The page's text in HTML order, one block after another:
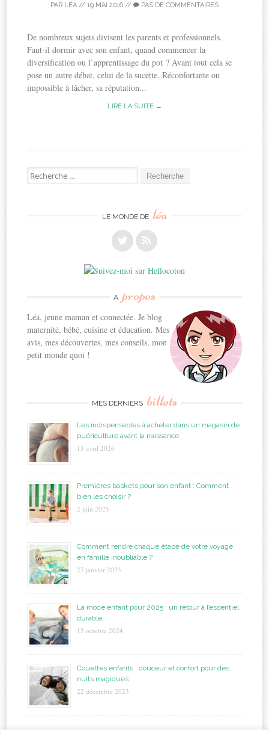
PAR LÉA // 19 MAI 2016 // PAS DE COMMENTAIRES
De nombreux sujets divisent les parents et professionnels.
Faut-il dormir avec son enfant, quand commencer la
diversification ou l’apprentissage du pot ? Avant tout cela se
pose un autre débat, celui de la sucette. Réconfortante ou
impossible à lâcher, sa réputation...
LIRE LA SUITE →
Recherche
pour:
LE MONDE DE léa
A propos
Léa, jeune maman et connectée. Je blog
maternité, bébé, cuisine et éducation. Mes
avis, mes découvertes, mes conseils, mon
petit monde quoi !
MES DERNIERS billets
Les indispensables à acheter dans un magasin de
puériculture avant la naissance
13 avril 2026
Premières baskets pour son enfant : Comment
bien les choisir ?
2 juin 2025
Comment rendre chaque étape de votre voyage
en famille inoubliable ?
27 janvier 2025
La mode enfant pour 2025 : un retour à l’essentiel
durable
15 octobre 2024
Couettes enfants : douceur et confort pour des
nuits magiques
22 décembre 2023